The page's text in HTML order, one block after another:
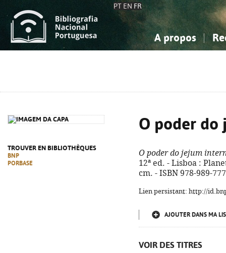
PT EN FR
A propos
TROUVER EN BIBLIOTHÈQUES
BNP
PORBASE
O poder
O poder do jejum
12ª ed. - Lisboa :
cm. - ISBN 978-989-
Lien persistant: http://
AJOUTER DANS MA
VOIR DES TITRES